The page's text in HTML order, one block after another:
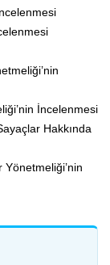
İncelenmesi
Hakkında